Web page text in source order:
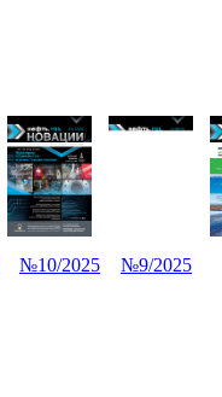
№10/2025 №9/2025